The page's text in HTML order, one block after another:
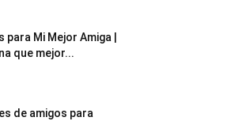
para Mi Mejor Amiga |
que mejor...
de amigos para